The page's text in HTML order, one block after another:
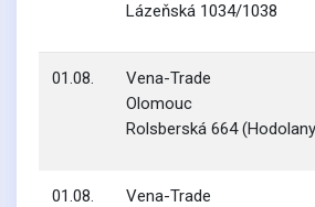
Lázeňská 1034/1038
01.08.
Vena-Trade
Olomouc
Rolsberská 664
01.08.
Vena-Trade